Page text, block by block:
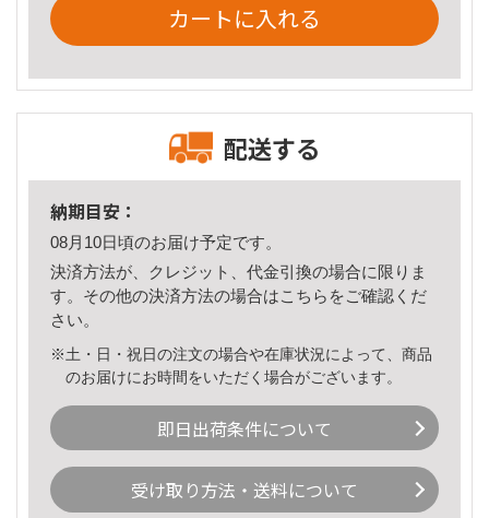
カートに入れる
配送する
納期目安：
08月10日頃のお届け予定です。
決済方法が、クレジット、代金引換の場合に限りま
す。その他の決済方法の場合はこちら をご確認くだ
さい。
※土・日・祝日の注文の場合や在庫状況によって、商品
のお届けにお時間をいただく場合がございます。
即日出荷条件について
受け取り方法・送料について